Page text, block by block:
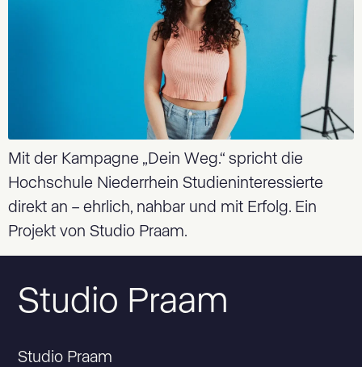
Mit der Kampagne „Dein Weg.“ spricht die
Hochschule Niederrhein Studieninteressierte
direkt an – ehrlich, nahbar und mit Erfolg. Ein
Projekt von Studio Praam.
Studio Praam
Studio Praam